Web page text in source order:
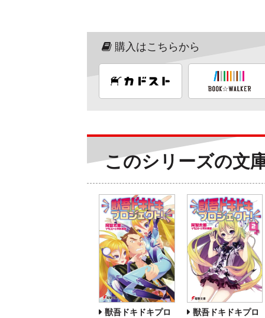
購入はこちらから
このシリーズの文
獣吾ドキドキプロ
獣吾ドキドキプロ